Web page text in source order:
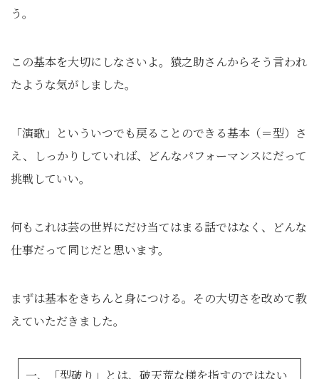
う。
この基本を大切にしなさいよ。猿之助さんからそう言われ
たような気がしました。
「演歌」といういつでも戻ることのできる基本（＝型）さ
え、しっかりしていれば、どんなパフォーマンスにだって
挑戦していい。
何もこれは芸の世界にだけ当てはまる話ではなく、どんな
仕事だって同じだと思います。
まずは基本をきちんと身につける。その大切さを改めて教
えていただきました。
一、「型破り」とは、破天荒な様を指すのではない